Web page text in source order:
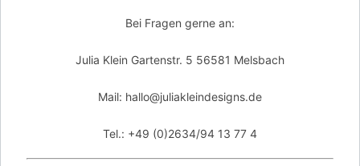
Bei Fragen gerne an:
Julia Klein Gartenstr. 5 56581 Melsbach
Mail: hallo@juliakleindesigns.de
Tel.: +49 (0)2634/94 13 77 4